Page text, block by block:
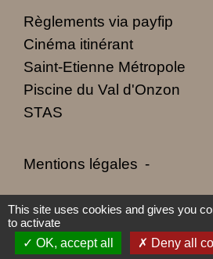
Règlements via payfip
Cinéma itinérant
Saint-Etienne Métropole
Piscine du Val d'Onzon
STAS
Mentions légales -
Politique de confidentialité
Plan du site - Gestion
This site uses cookies and gives you
to activate
OK, accept all
Deny all